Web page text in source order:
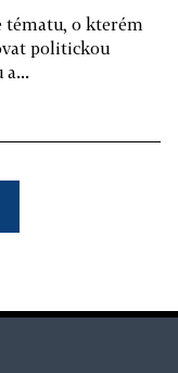
tématu, o kterém
politickou
a...